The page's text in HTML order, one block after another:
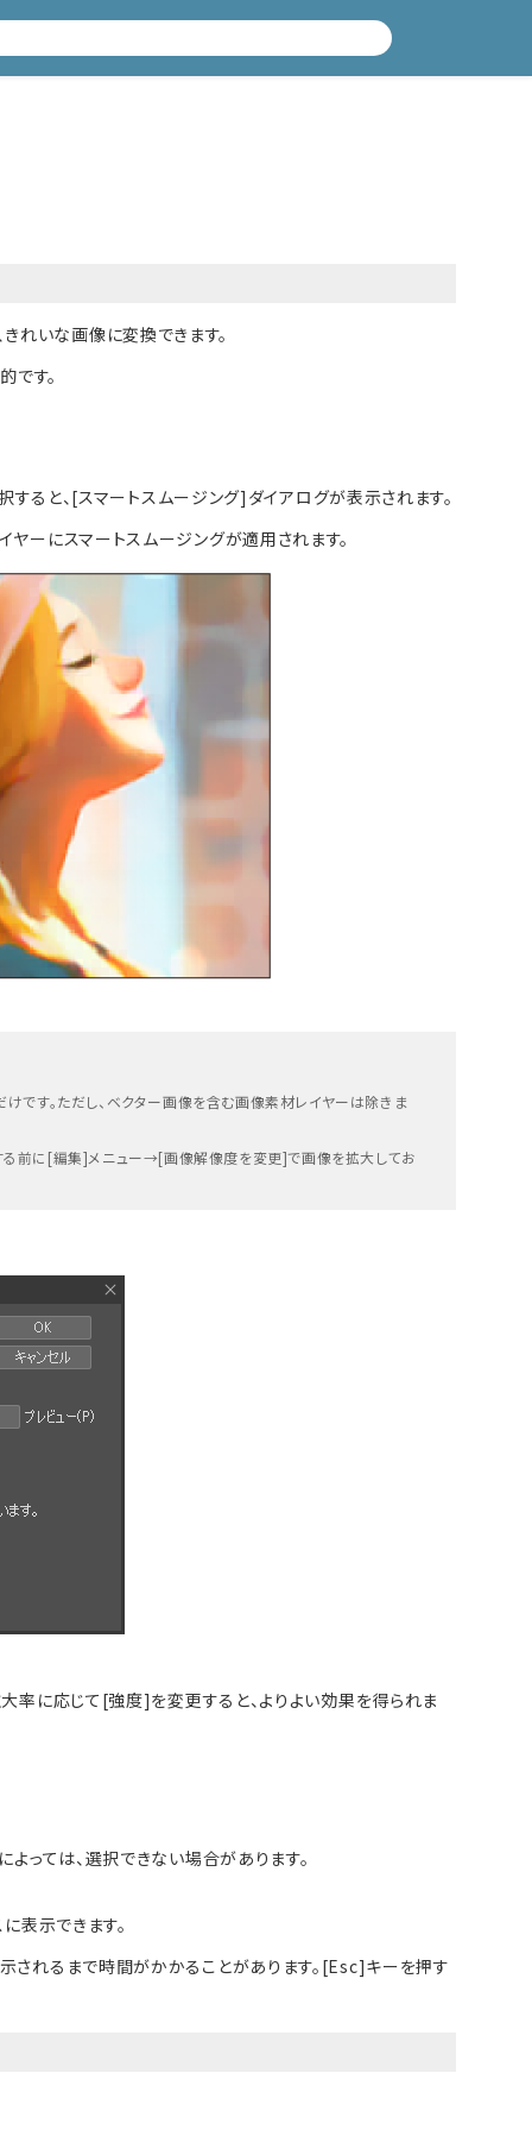
れいな画像に変換できます。
です。
と、[スマートスムージング]ダイアログが表示されます。
ーにスマートスムージングが適用されます。
です。ただし、ベクター画像を含む画像素材レイヤーは除きま
る前に[編集]メニュー→[画像解像度を変更]で画像を拡大してお
率に応じて[強度]を変更すると、よりよい効果を得られま
っては、選択できない場合があります。
表示できます。
されるまで時間がかかることがあります。[Esc]キーを押す